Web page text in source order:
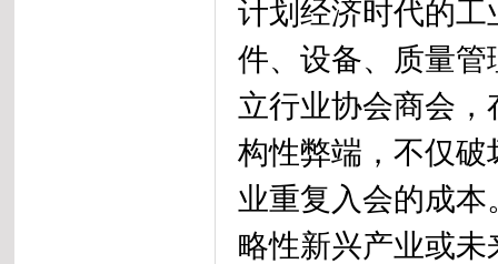
计划经济时代的
件、设备、质量
立行业协会商会
构性弊端，不仅
业重复入会的成
略性新兴产业或未